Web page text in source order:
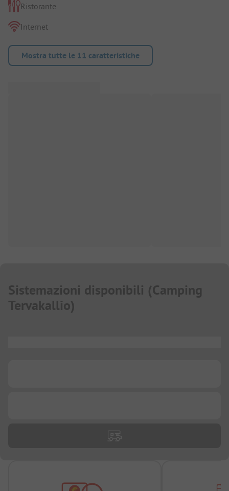
Ristorante
Internet
Mostra tutte le 11 caratteristiche
Sistemazioni disponibili (Camping
Tervakallio)